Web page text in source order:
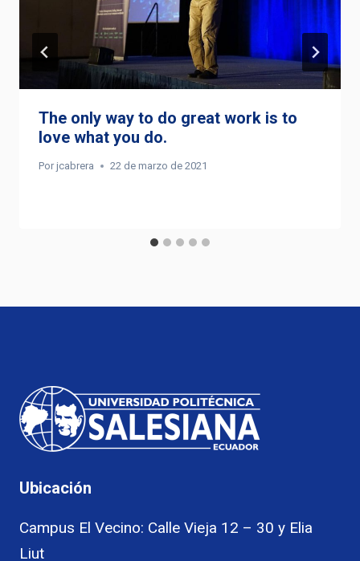
The only way to do great work is to
love what you do.
Por jcabrera 22 de marzo de 2021
Ubicación
Campus El Vecino: Calle Vieja 12 – 30 y Elia
Liut